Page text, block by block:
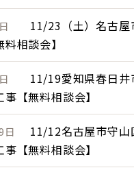
11/23（土）名古屋
相談会】
11/19愛知県春日井
【無料相談会】
日
11/12名古屋市守山
【無料相談会】